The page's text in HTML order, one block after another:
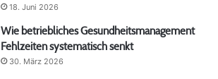
18. Juni 2026
Wie betriebliches Gesundheitsmanagement
Fehlzeiten systematisch senkt
30. März 2026